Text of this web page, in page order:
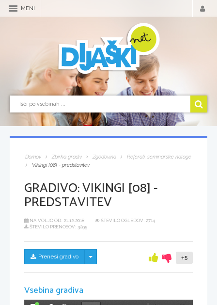
MENI
Domov Zbirka gradiv Zgodovina
Referati, seminarske naloge
Vikingi [08] - predstavitev
GRADIVO:VIKINGI [08] -
PREDSTAVITEV
NA VOLJO OD: 21.12.2018
ŠTEVILO OGLEDOV: 2714
ŠTEVILO PRENOSOV: 3295
Prenesi gradivo Skrij/prikaži meni +5
Vsebina gradiva